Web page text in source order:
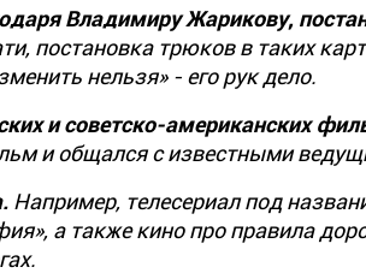
Владимиру Жарикову,
постановка трюков в таких
нельзя» - его рук дело.
и советско-американских
и общался с известными
Например, телесериал под
а также кино про правила